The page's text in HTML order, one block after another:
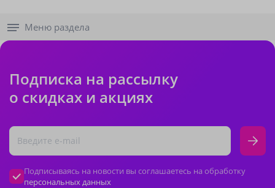
Меню раздела
Подписка на рассылку
о скидках и акциях
Подписываясь на новости вы соглашаетесь на обработку
персональных данных